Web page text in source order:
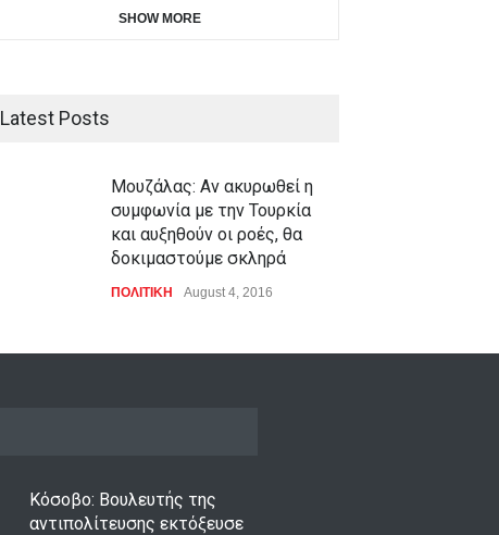
SHOW MORE
Latest Posts
Μουζάλας: Aν ακυρωθεί η
συμφωνία με την Τουρκία
και αυξηθούν οι ροές, θα
δοκιμαστούμε σκληρά
ΠΟΛΙΤΙΚΗ August 4, 2016
Κόσοβο: Βουλευτής της
αντιπολίτευσης εκτόξευσε